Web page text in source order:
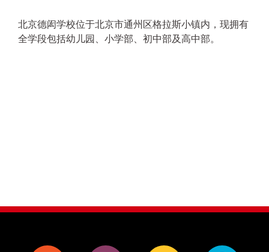
北京德闳学校位于北京市通州区格拉斯小镇内，现拥有
全学段包括幼儿园、小学部、初中部及高中部。